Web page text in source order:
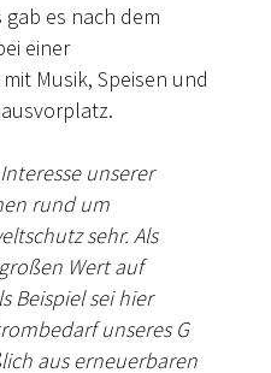
es nach dem
einer
Musik, Speisen und
unserer
rund um
sehr. Als
Wert auf
Beispiel sei hier
unseres G
aus erneuerbaren